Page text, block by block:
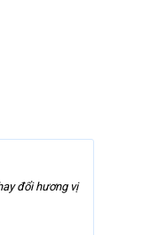
đổi hương vị